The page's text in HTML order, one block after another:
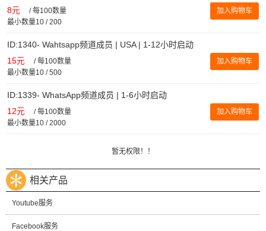
8元 /每100数量
最小数量10 / 200
加入购物车
ID:1340- Wahtsapp频道成员 | USA | 1-12小时启动
15元 /每100数量
最小数量10 / 500
加入购物车
ID:1339- WhatsApp频道成员 | 1-6小时启动
12元 /每100数量
最小数量10 / 2000
加入购物车
暂无权限！！
相关产品
Youtube服务
Facebook服务